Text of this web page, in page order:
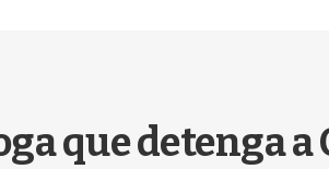
que detenga a